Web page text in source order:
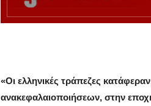
«Οι ελληνικές τράπεζες
ανακεφαλαιοποιήσεων, στην